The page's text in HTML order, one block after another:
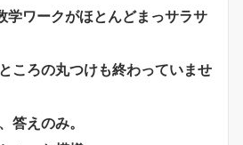
学ワークがほとんどまっサラサ
ころの丸つけも終わっていませ
答えのみ。